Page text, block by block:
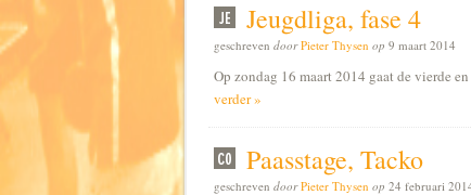
Jeugdliga, fase 4
geschreven door Pieter Thysen op 9 maart 2014
Op zondag 16 maart 2014 gaat de vierde
verder »
Paasstage, Tacko
geschreven door Pieter Thysen op 24 februari